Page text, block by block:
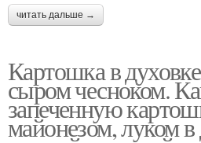
читать дальше →
Картошка в
сыром чесноком.
запеченную
майонезом, луком в